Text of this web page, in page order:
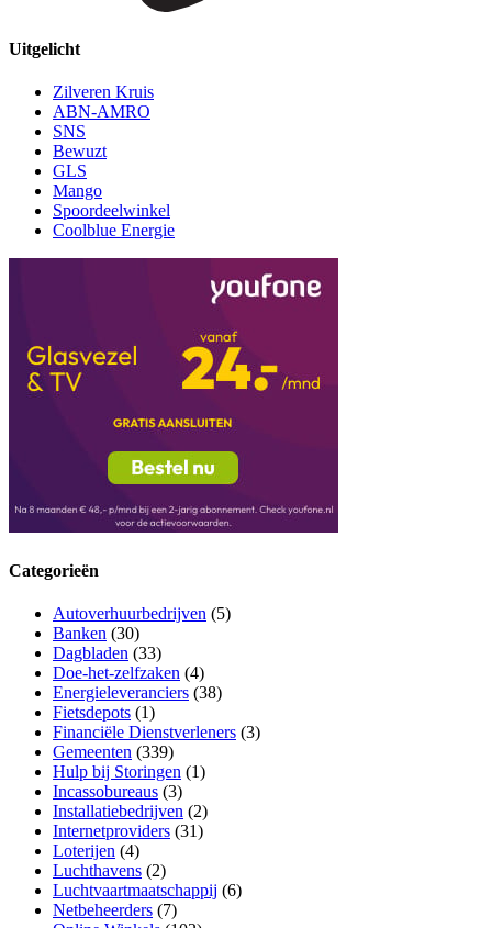
Uitgelicht
Zilveren Kruis
ABN-AMRO
SNS
Bewuzt
GLS
Mango
Spoordeelwinkel
Coolblue Energie
Categorieën
Autoverhuurbedrijven (5)
Banken (30)
Dagbladen (33)
Doe-het-zelfzaken (4)
Energieleveranciers (38)
Fietsdepots (1)
Financiële Dienstverleners (3)
Gemeenten (339)
Hulp bij Storingen (1)
Incassobureaus (3)
Installatiebedrijven (2)
Internetproviders (31)
Loterijen (4)
Luchthavens (2)
Luchtvaartmaatschappij (6)
Netbeheerders (7)